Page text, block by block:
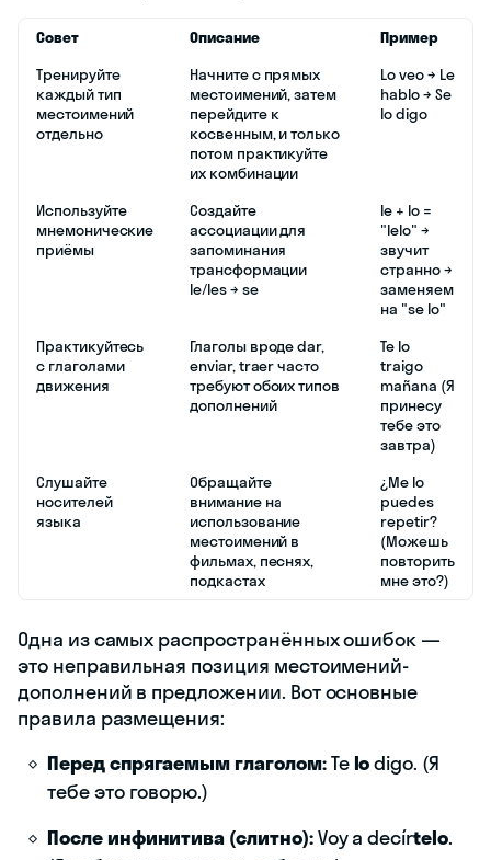
Совет Описание
Пример
Тренируйте
каждый тип
местоимений
отдельно
Начните с прямых
местоимений, затем
перейдите к
косвенным, и только
потом практикуйте
их комбинации
Lo veo → Le
hablo → Se
lo digo
Используйте
мнемонические
приёмы
Создайте
ассоциации для
запоминания
трансформации
le/les → se
le + lo =
"lelo" →
звучит
странно →
заменяем
на "se lo"
Практикуйтесь
с глаголами
движения
Глаголы вроде dar,
enviar, traer часто
требуют обоих типов
дополнений
Te lo
traigo
mañana (Я
принесу
тебе это
завтра)
Слушайте
носителей
языка
Обращайте
внимание на
использование
местоимений в
фильмах, песнях,
подкастах
¿Me lo
puedes
repetir?
(Можешь
повторить
мне это?)
Одна из самых распространённых ошибок —
это неправильная позиция местоимений-
дополнений в предложении. Вот основные
правила размещения:
Перед спрягаемым глаголом:Telodigo. (Я
тебе это говорю.)
После инфинитива (слитно):Voy a decírtelo.